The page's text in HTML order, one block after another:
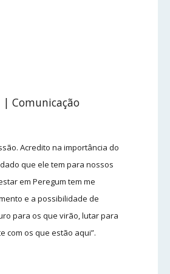
| Comunicação
Acredito na importância do
que ele tem para nossos
em Peregum tem me
e a possibilidade de
para os que virão, lutar para
com os que estão aqui”.